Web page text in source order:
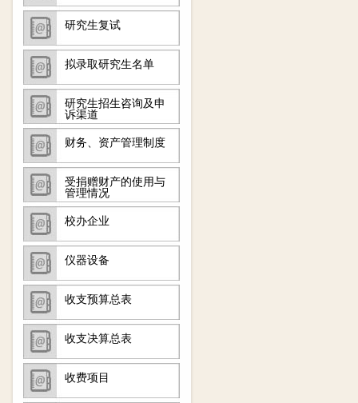
研究生复试
拟录取研究生名单
研究生招生咨询及申
诉渠道
财务、资产管理制度
受捐赠财产的使用与
管理情况
校办企业
仪器设备
收支预算总表
收支决算总表
收费项目